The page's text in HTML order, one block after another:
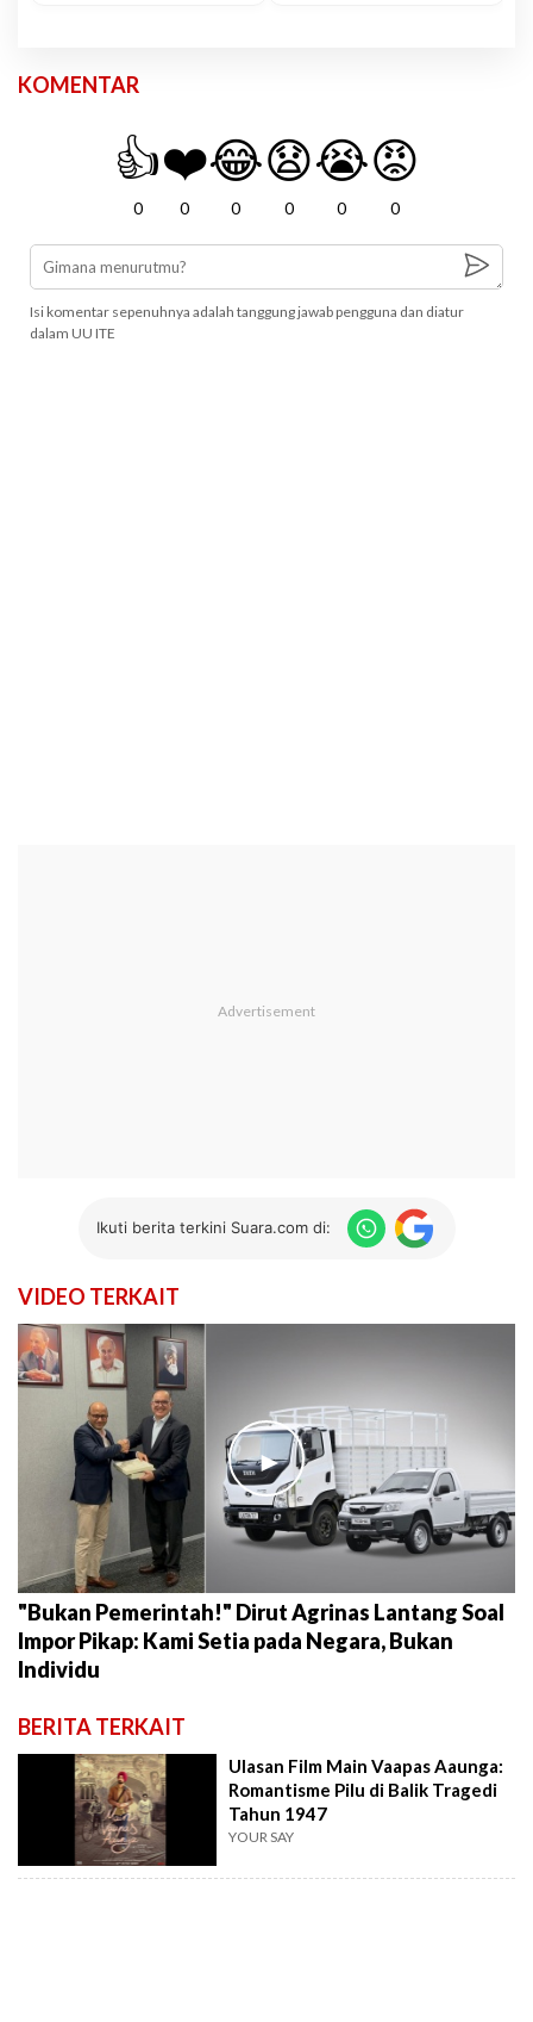
KOMENTAR
👍
0
❤️
0
😂
0
😧
0
😭
0
😡
0
Isi komentar sepenuhnya adalah tanggung jawab pengguna dan diatur
dalam UU ITE
Ikuti berita terkini Suara.com di:
VIDEO TERKAIT
►
"Bukan Pemerintah!" Dirut Agrinas Lantang Soal
Impor Pikap: Kami Setia pada Negara, Bukan
Individu
BERITA TERKAIT
Ulasan Film Main Vaapas Aaunga:
Romantisme Pilu di Balik Tragedi
Tahun 1947
YOUR SAY